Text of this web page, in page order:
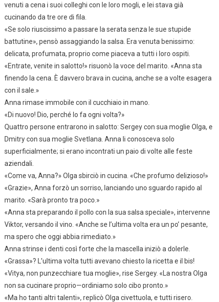
venuti a cena i suoi colleghi con le loro mogli, e lei stava già
cucinando da tre ore di fila.
«Se solo riuscissimo a passare la serata senza le sue stupide
battutine», pensò assaggiando la salsa. Era venuta benissimo:
delicata, profumata, proprio come piaceva a tutti i loro ospiti.
«Entrate, venite in salotto!» risuonò la voce del marito. «Anna sta
finendo la cena. È davvero brava in cucina, anche se a volte esagera
con il sale.»
Anna rimase immobile con il cucchiaio in mano.
«Di nuovo! Dio, perché lo fa ogni volta?»
Quattro persone entrarono in salotto: Sergey con sua moglie Olga, e
Dmitry con sua moglie Svetlana. Anna li conosceva solo
superficialmente; si erano incontrati un paio di volte alle feste
aziendali.
«Come va, Anna?» Olga sbirciò in cucina. «Che profumo delizioso!»
«Grazie», Anna forzò un sorriso, lanciando uno sguardo rapido al
marito. «Sarà pronto tra poco.»
«Anna sta preparando il pollo con la sua salsa speciale», intervenne
Viktor, versando il vino. «Anche se l’ultima volta era un po’ pesante,
ma spero che oggi abbia rimediato.»
Anna strinse i denti così forte che la mascella iniziò a dolerle.
«Grassa»? L’ultima volta tutti avevano chiesto la ricetta e il bis!
«Vitya, non punzecchiare tua moglie», rise Sergey. «La nostra Olga
non sa cucinare proprio—ordiniamo solo cibo pronto.»
«Ma ho tanti altri talenti», replicò Olga civettuola, e tutti risero.